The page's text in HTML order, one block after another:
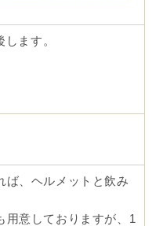
ます。
ば、ヘルメットと飲み
意しておりますが、1